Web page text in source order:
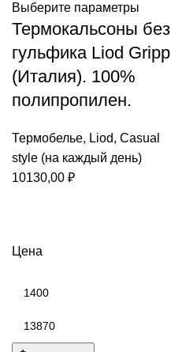
Цена
Выберите параметры
Термокальсоны без
гульфика Liod Gripp
(Италия). 100%
полипропилен.
Термобелье, Liod, Casual
style (на каждый день)
10130,00 ₽